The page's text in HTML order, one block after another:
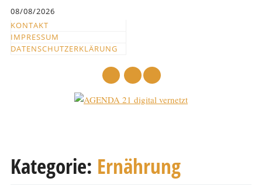
springen
08/08/2026
KONTAKT
IMPRESSUM
DATENSCHUTZERKLÄRUNG
zum
Kategorie: Ernährung